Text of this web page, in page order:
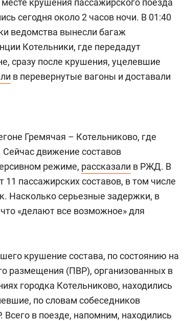
крушения пассажирского поезда
сегодня около 2 часов ночи. В 01:40
ведомства вынесли багаж
Котельники, где передадут
сразу после крушения, уцелевшие
в перевернутые вагоны и доставали
Гремячая – Котельниково, где
движение составов
режиме, рассказали в РЖД. В
пассажирских составов, в том числе
Насколько серьезные задержки, в
«делают все возможное» для
крушение состава, по состоянию на
размещения (ПВР), организованных в
городка Котельниково, находились
по словам собеседников
в поезде, напомним, находились